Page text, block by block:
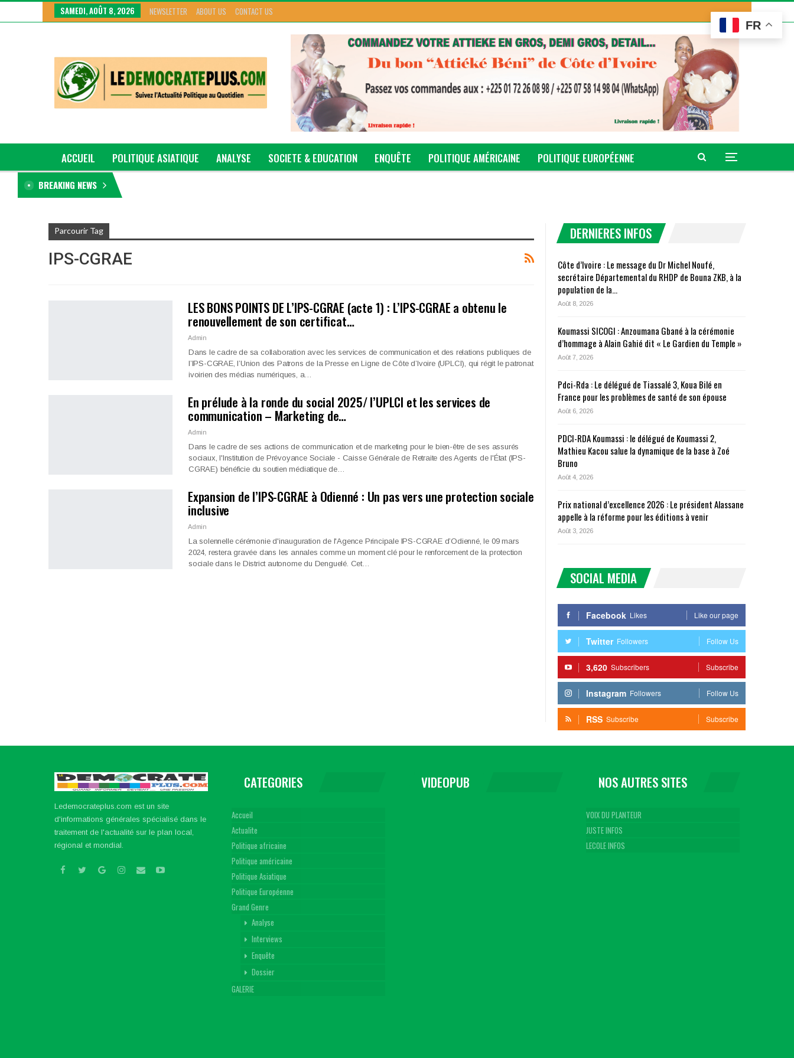
SAMEDI, AOÛT 8, 2026 NEWSLETTER ABOUT US CONTACT US
ACCUEIL POLITIQUE ASIATIQUE ANALYSE SOCIETE & EDUCATION ENQUÊTE POLITIQUE AMÉRICAINE
POLITIQUE EUROPÉENNE
GRAND GENRE
BREAKING NEWS
Parcourir Tag
IPS-CGRAE
LES BONS POINTS DE L’IPS-CGRAE (acte 1) : L’IPS-CGRAE a obtenu le
renouvellement de son certificat…
Admin
Dans le cadre de sa collaboration avec les services de communication et des relations publiques de
l’IPS-CGRAE, l’Union des Patrons de la Presse en Ligne de Côte d’Ivoire (UPLCI), qui régit le patronat
ivoirien des médias numériques, a…
En prélude à la ronde du social 2025/ l’UPLCI et les services de
communication – Marketing de…
Admin
Dans le cadre de ses actions de communication et de marketing pour le bien-être de ses assurés
sociaux, l'Institution de Prévoyance Sociale - Caisse Générale de Retraite des Agents de l'État (IPS-
CGRAE) bénéficie du soutien médiatique de…
Expansion de l’IPS-CGRAE à Odienné : Un pas vers une protection sociale
inclusive
Admin
La solennelle cérémonie d'inauguration de l'Agence Principale IPS-CGRAE d’Odienné, le 09 mars
2024, restera gravée dans les annales comme un moment clé pour le renforcement de la protection
sociale dans le District autonome du Denguelé. Cet…
DERNIERES INFOS
Côte d’Ivoire : Le message du Dr Michel Noufé,
secrétaire Départemental du RHDP de Bouna ZKB, à la
population de la…
Août 8, 2026
Koumassi SICOGI : Anzoumana Gbané à la cérémonie
d’hommage à Alain Gahié dit « Le Gardien du Temple »
Août 7, 2026
Pdci-Rda : Le délégué de Tiassalé 3, Koua Bilé en
France pour les problèmes de santé de son épouse
Août 6, 2026
PDCI-RDA Koumassi : le délégué de Koumassi 2,
Mathieu Kacou salue la dynamique de la base à Zoé
Bruno
Août 4, 2026
Prix national d’excellence 2026 : Le président Alassane
appelle à la réforme pour les éditions à venir
Août 3, 2026
SOCIAL MEDIA
Facebook Likes Like our page
Twitter Followers Follow Us
3,620 Subscribers Subscribe
Instagram Followers Follow Us
RSS Subscribe Subscribe
Ledemocrateplus.com est un site
d'informations générales spécialisé dans le
traitement de l'actualité sur le plan local,
régional et mondial.
CATEGORIES
Accueil
Actualite
Politique africaine
Politique américaine
Politique Asiatique
Politique Européenne
Grand Genre
Analyse
Interviews
Enquête
Dossier
GALERIE
VIDEOPUB NOS AUTRES SITES
VOIX DU PLANTEUR
JUSTE INFOS
LECOLE INFOS
FR